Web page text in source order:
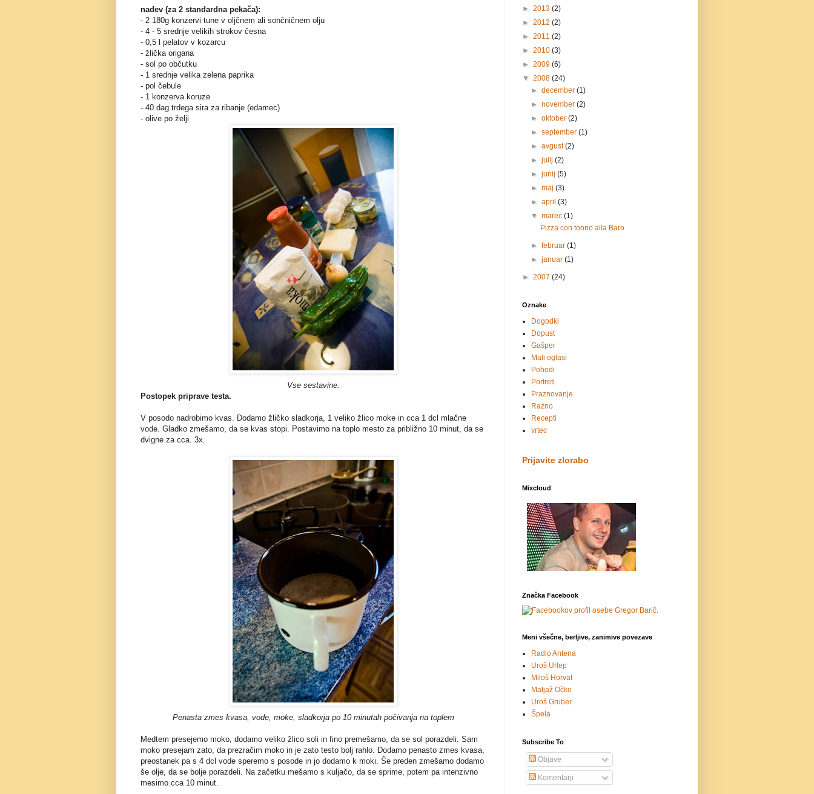
nadev (za 2 standardna pekača):
- 2 180g konzervi tune v oljčnem ali sončničnem olju
- 4 - 5 srednje velikih strokov česna
- 0,5 l pelatov v kozarcu
- žlička origana
- sol po občutku
- 1 srednje velika zelena paprika
- pol čebule
- 1 konzerva koruze
- 40 dag trdega sira za ribanje (edamec)
- olive po želji
Vse sestavine.
Postopek priprave testa.
V posodo nadrobimo kvas. Dodamo žličko sladkorja, 1 veliko žlico moke in cca 1 dcl mlačne
vode. Gladko zmešamo, da se kvas stopi. Postavimo na toplo mesto za približno 10 minut, da se
dvigne za cca. 3x.
Penasta zmes kvasa, vode, moke, sladkorja po 10 minutah počivanja na toplem
Medtem presejemo moko, dodamo veliko žlico soli in fino premešamo, da se sol porazdeli. Sam
moko presejam zato, da prezračim moko in je zato testo bolj rahlo. Dodamo penasto zmes kvasa,
preostanek pa s 4 dcl vode speremo s posode in jo dodamo k moki. Še preden zmešamo dodamo
še olje, da se bolje porazdeli. Na začetku mešamo s kuljačo, da se sprime, potem pa intenzivno
mesimo cca 10 minut.
► 2013 (2)
► 2012 (2)
► 2011 (2)
► 2010 (3)
► 2009 (6)
▼ 2008 (24)
►december(1)
►november(2)
►oktober(2)
►september(1)
►avgust(2)
►julij(2)
►junij(5)
►maj(3)
►april(3)
▼marec(1)
Pizza con tonno alla Baro
►februar(1)
►januar(1)
► 2007 (24)
Oznake
Dogodki
Dopust
Gašper
Mali oglasi
Pohodi
Portreti
Praznovanje
Razno
Recepti
vrtec
Prijavite zlorabo
Mixcloud
Značka Facebook
Meni všečne, berljive, zanimive povezave
Radio Antena
Uroš Urlep
Miloš Horvat
Matjaž Očko
Uroš Gruber
Špela
Subscribe To
Objave
Komentarji